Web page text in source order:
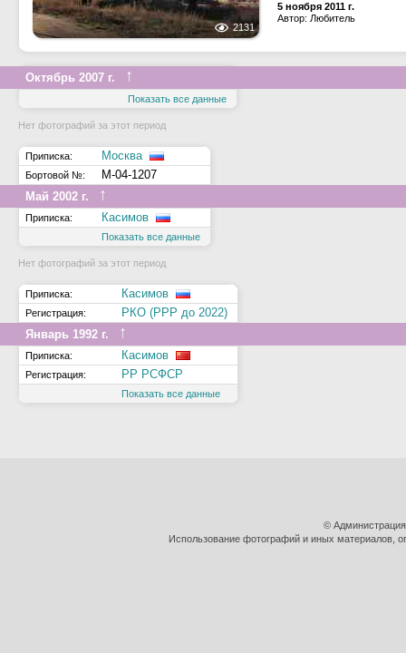
2131
5 ноября 2011 г.
Автор: Любитель
Октябрь 2007 г. ↑
Показать все данные
Нет фотографий за этот период
Приписка: Москва
Бортовой №:
М-04-1207
Май 2002 г.
↑
Приписка: Касимов
Показать все данные
Нет фотографий за этот период
Приписка: Касимов
Регистрация:
РКО (РРР до 2022)
Январь 1992 г.
↑
Приписка: Касимов
Регистрация: РР РСФСР
Показать все данные
©
Использование фотографий и иных материалов,